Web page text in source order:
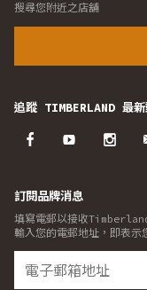
搜尋您附近之店舖
追蹤 TIMBERLAND 最
訂閱品牌消息
填寫電郵以接收
輸入您的電郵地址，即表示